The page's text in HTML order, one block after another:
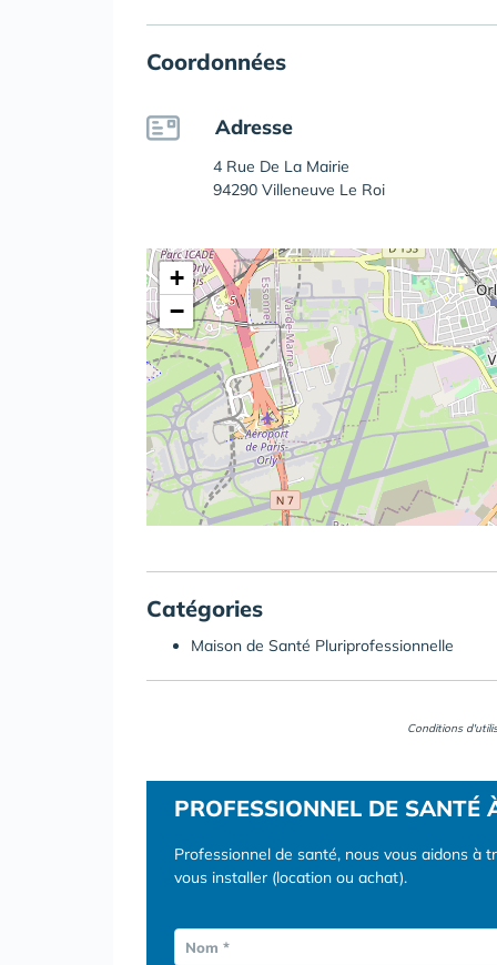
Coordonnées
Adresse
4 Rue De La Mairie
94290 Villeneuve Le Roi
+
−
Catégories
Maison de Santé Pluriprofessionnelle
Conditions
PROFESSIONNEL DE SANTÉ
Professionnel de santé, nous vous aidons à
vous installer (location ou achat).
Nom *